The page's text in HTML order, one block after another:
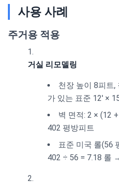
사용 사례
주거용 적용
거실 리모델링
천장 높이 8피트,
가 있는 표준 12' ×
벽 면적: 2 × (12
402 평방피트
표준 미국 롤(56
402 ÷ 56 = 7.18 롤